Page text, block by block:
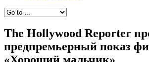
The Hollywood Reporter
предпремьерный показ